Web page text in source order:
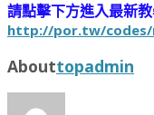
請點擊下方進入最新教
http://por.tw/codes/
Abouttopadmin